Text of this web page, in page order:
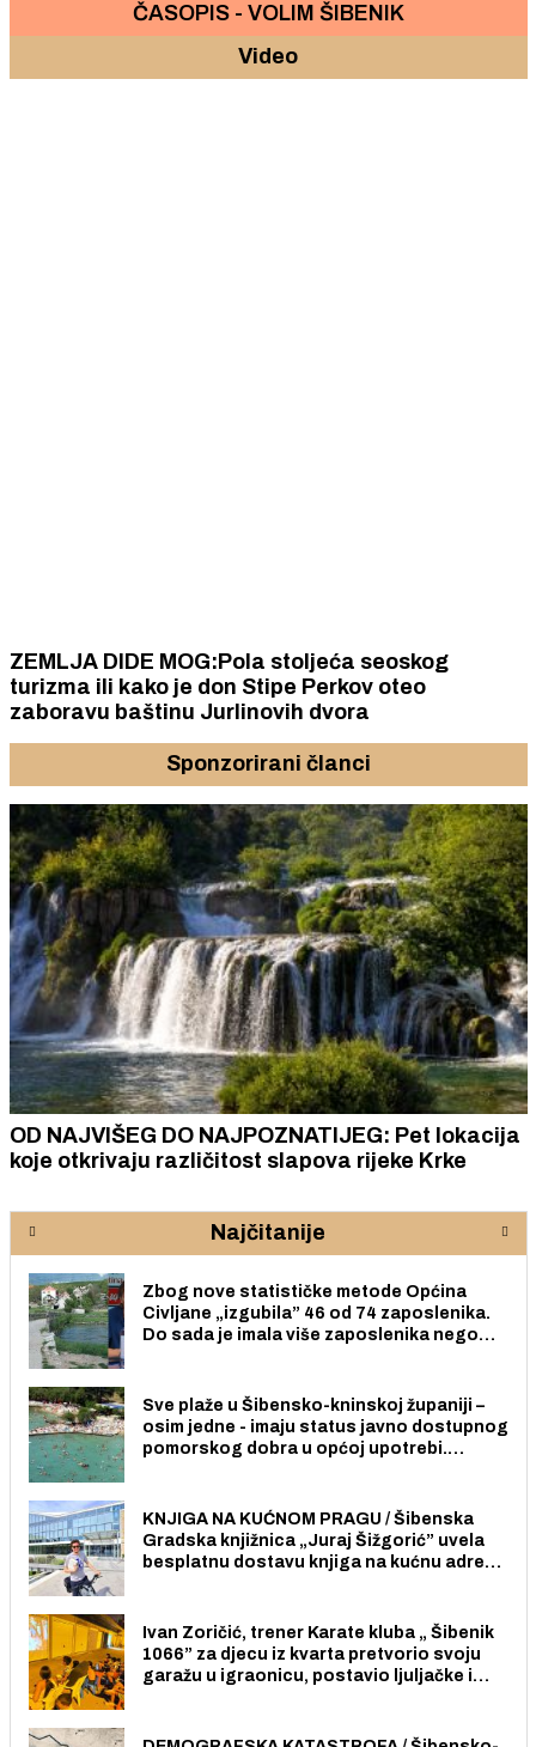
ČASOPIS - VOLIM ŠIBENIK
Video
ZEMLJA DIDE MOG:Pola stoljeća seoskog
turizma ili kako je don Stipe Perkov oteo
zaboravu baštinu Jurlinovih dvora
Sponzorirani članci
OD NAJVIŠEG DO NAJPOZNATIJEG: Pet lokacija
koje otkrivaju različitost slapova rijeke Krke
Najčitanije
Zbog nove statističke metode Općina
Civljane „izgubila” 46 od 74 zaposlenika.
Do sada je imala više zaposlenika nego
Sve plaže u Šibensko-kninskoj županiji –
osim jedne - imaju status javno dostupnog
pomorskog dobra u općoj upotrebi.
KNJIGA NA KUĆNOM PRAGU / Šibenska
Gradska knjižnica „Juraj Šižgorić” uvela
besplatnu dostavu knjiga na kućnu adresu
Ivan Zoričić, trener Karate kluba „ Šibenik
1066” za djecu iz kvarta pretvorio svoju
garažu u igraonicu, postavio ljuljačke i